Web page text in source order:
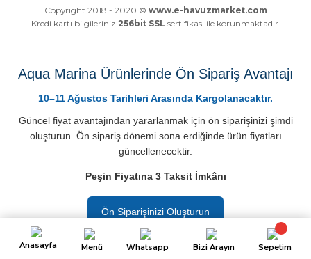
Copyright 2018 - 2020 © www.e-havuzmarket.com
Kredi kartı bilgileriniz 256bit SSL sertifikası ile korunmaktadır.
Anasayfa Menü Whatsapp Bizi Arayın Sepetim
Aqua Marina Ürünlerinde Ön Sipariş Avantajı
10–11 Ağustos Tarihleri Arasında Kargolanacaktır.
Güncel fiyat avantajından yararlanmak için ön siparişinizi şimdi
oluşturun. Ön sipariş dönemi sona erdiğinde ürün fiyatları
güncellenecektir.
Peşin Fiyatına 3 Taksit İmkânı
Ön Siparişinizi Oluşturun
ideasoft
e-
ile